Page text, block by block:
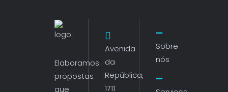
Elaboramos
propostas
que
Avenida
da
República,
1711
Sobre
nós